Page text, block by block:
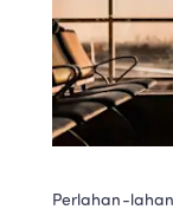
Perlahan-